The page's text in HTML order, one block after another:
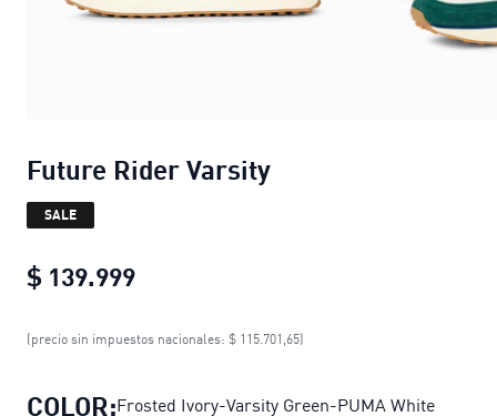
Future Rider Varsity
SALE
$ 139.999
Future Rider Varsity
(precio sin impuestos nacionales: $ 115.701,65)
COLOR:Frosted Ivory-Varsity Green-PUMA White